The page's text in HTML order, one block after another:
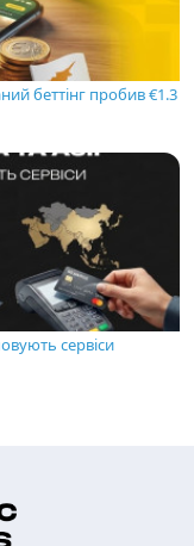
беттінг пробив €1.3
сервіси